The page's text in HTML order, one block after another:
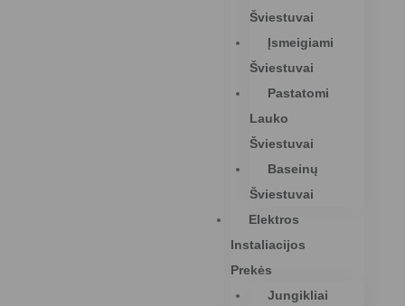
Šviestuvai
Įsmeigiami
Šviestuvai
Pastatomi
Lauko
Šviestuvai
Baseinų
Šviestuvai
Elektros
Instaliacijos
Prekės
Jungikliai